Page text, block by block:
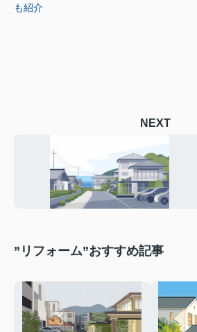
も紹介
NEXT
”リフォーム”おすすめ記事